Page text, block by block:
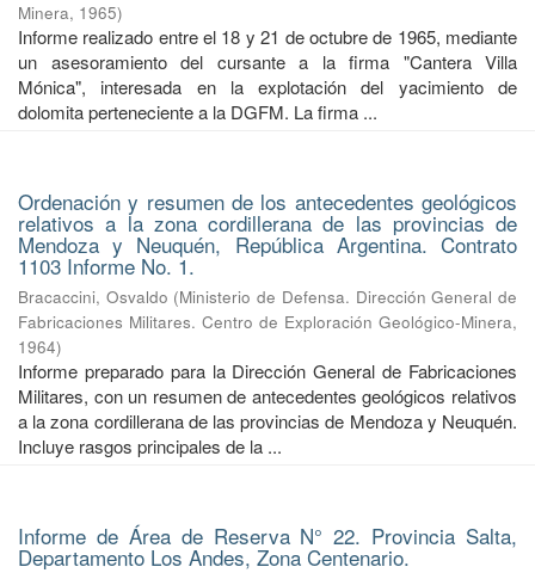
Minera, 1965)
Informe realizado entre el 18 y 21 de octubre de 1965, mediante
un asesoramiento del cursante a la firma "Cantera Villa
Mónica", interesada en la explotación del yacimiento de
dolomita perteneciente a la DGFM. La firma ...
Ordenación y resumen de los antecedentes geológicos
relativos a la zona cordillerana de las provincias de
Mendoza y Neuquén, República Argentina. Contrato
1103 Informe No. 1.
Bracaccini, Osvaldo (Ministerio de Defensa. Dirección General de
Fabricaciones Militares. Centro de Exploración Geológico-Minera,
1964)
Informe preparado para la Dirección General de Fabricaciones
Militares, con un resumen de antecedentes geológicos relativos
a la zona cordillerana de las provincias de Mendoza y Neuquén.
Incluye rasgos principales de la ...
Informe de Área de Reserva N° 22. Provincia Salta,
Departamento Los Andes, Zona Centenario.